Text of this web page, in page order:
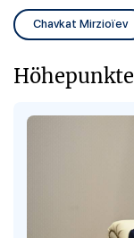
Chavkat Mirzioïev
Höhepunkte